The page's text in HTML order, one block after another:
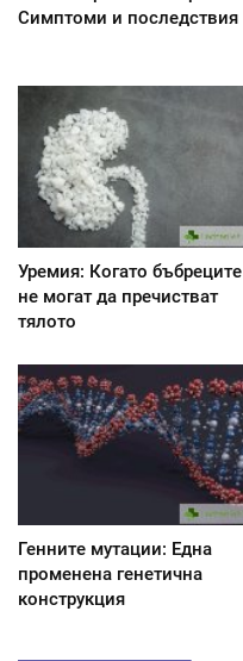
Симптоми и последствия
Уремия: Когато бъбреците
не могат да пречистват
тялото
Генните мутации: Една
променена генетична
конструкция